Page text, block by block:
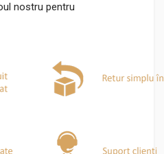
nostru pentru